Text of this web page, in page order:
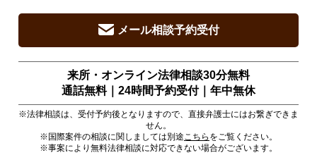
メール相談予約受付
来所・オンライン法律相談30分無料
通話無料｜24時間予約受付｜ 年中無休
※法律相談は、受付予約後となりますので、直接弁護士にはお繋ぎできま
せん。
※国際案件の相談に関しましては別途こちら をご覧ください。
※事案により無料法律相談に対応できない場合がございます。